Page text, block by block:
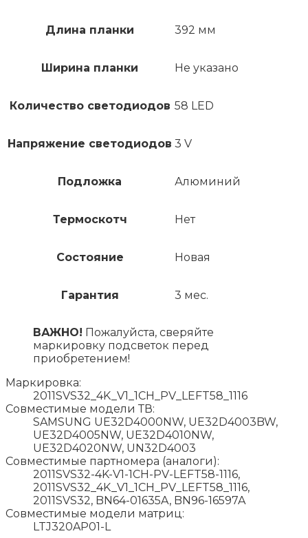
Длина планки 392 мм
Ширина планки Не указано
Количество светодиодов 58 LED
Напряжение светодиодов 3 V
Подложка Алюминий
Термоскотч Нет
Состояние Новая
Гарантия 3 мес.
ВАЖНО! Пожалуйста, сверяйте
маркировку подсветок перед
приобретением!
Маркировка:
2011SVS32_4K_V1_1CH_PV_LEFT58_1116
Совместимые модели ТВ:
SAMSUNG UE32D4000NW, UE32D4003BW,
UE32D4005NW, UE32D4010NW,
UE32D4020NW, UN32D4003
Совместимые партномера (аналоги):
2011SVS32-4K-V1-1CH-PV-LEFT58-1116,
2011SVS32_4K_V1_1CH_PV_LEFT58_1116,
2011SVS32, BN64-01635A, BN96-16597A
Совместимые модели матриц:
LTJ320AP01-L